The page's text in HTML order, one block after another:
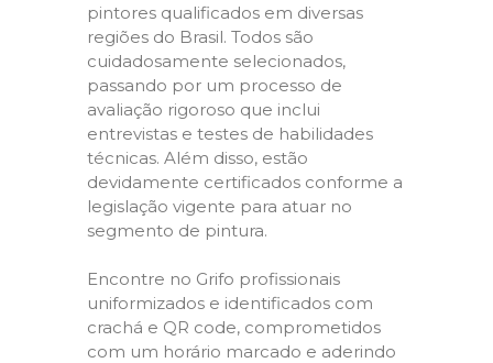
pintores qualificados em diversas
regiões do Brasil. Todos são
cuidadosamente selecionados,
passando por um processo de
avaliação rigoroso que inclui
entrevistas e testes de habilidades
técnicas. Além disso, estão
devidamente certificados conforme a
legislação vigente para atuar no
segmento de pintura.
Encontre no Grifo profissionais
uniformizados e identificados com
crachá e QR code, comprometidos
com um horário marcado e aderindo